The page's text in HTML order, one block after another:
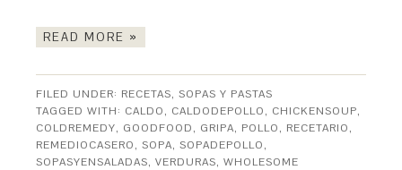
READ MORE »
FILED UNDER: RECETAS,SOPAS Y PASTAS
TAGGED WITH: CALDO, CALDODEPOLLO, CHICKENSOUP,
COLDREMEDY, GOODFOOD, GRIPA, POLLO, RECETARIO,
REMEDIOCASERO,SOPA,SOPADEPOLLO,
SOPASYENSALADAS,VERDURAS,WHOLESOME